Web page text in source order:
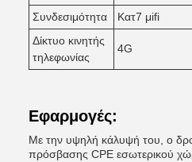
Συνδεσιμότητα
Κατ7 μifi
Δίκτυο κινητής
τηλεφωνίας
4G
Εφαρμογές:
Με την υψηλή κάλυψή του, ο
πρόσβασης CPE εσωτερικού